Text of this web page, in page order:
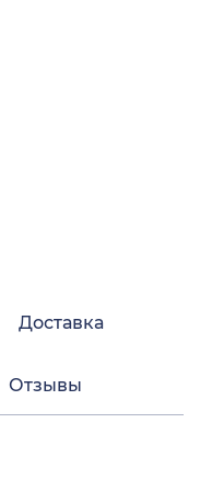
Доставка
Отзывы